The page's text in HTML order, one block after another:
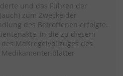
und das Führen der
zum Zwecke der
des Betroffenen erfolgte.
in die zu diesem
Maßregelvollzuges des